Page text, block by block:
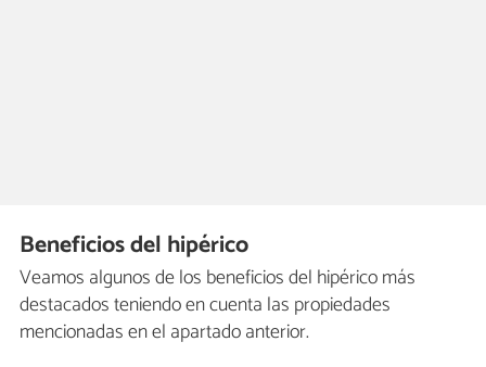
Beneficios del hipérico
Veamos algunos de los beneficios del hipérico más
destacados teniendo en cuenta las propiedades
mencionadas en el apartado anterior.